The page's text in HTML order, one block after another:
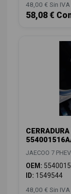
48,00 € Sin IVA
58,08 €
JAECOO 7
OEM:
ID: 1549544
48,00 € Sin IVA